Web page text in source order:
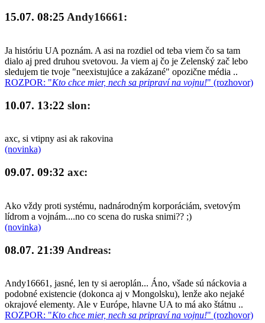
15.07. 08:25 Andy16661:
Ja históriu UA poznám. A asi na rozdiel od teba viem čo sa tam
dialo aj pred druhou svetovou. Ja viem aj čo je Zelenský zač lebo
sledujem tie tvoje "neexistujúce a zakázané" opozične média ..
ROZPOR: "Kto chce mier, nech sa pripraví na vojnu!" (rozhovor)
10.07. 13:22 slon:
axc, si vtipny asi ak rakovina
(novinka)
09.07. 09:32 axc:
Ako vždy proti systému, nadnárodným korporáciám, svetovým
lídrom a vojnám....no co scena do ruska snimi?? ;)
(novinka)
08.07. 21:39 Andreas:
Andy16661, jasné, len ty si aeroplán... Áno, všade sú náckovia a
podobné existencie (dokonca aj v Mongolsku), lenže ako nejaké
okrajové elementy. Ale v Európe, hlavne UA to má ako štátnu ..
ROZPOR: "Kto chce mier, nech sa pripraví na vojnu!" (rozhovor)